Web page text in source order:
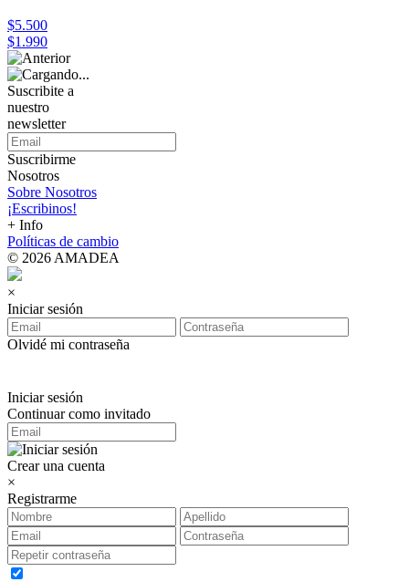
$5.500
$1.990
Suscribite a
nuestro
newsletter
Suscribirme
Nosotros
Sobre Nosotros
¡Escribinos!
+ Info
Políticas de cambio
© 2026 AMADEA
×
Iniciar sesión
Olvidé mi contraseña
Iniciar sesión
Continuar como invitado
Crear una cuenta
×
Registrarme